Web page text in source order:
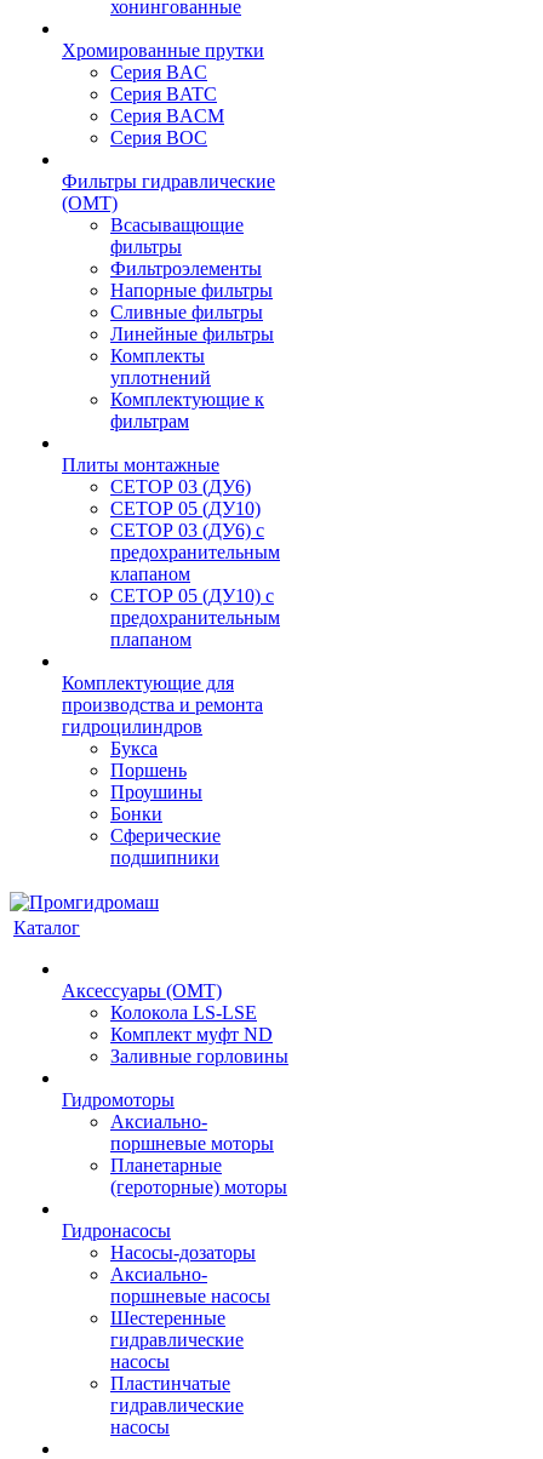
хонингованные
Хромированные прутки
Серия BAC
Серия BATC
Серия BACM
Серия BOC
Фильтры гидравлические
(OMT)
Всасыващющие
фильтры
Фильтроэлементы
Напорные фильтры
Сливные фильтры
Линейные фильтры
Комплекты
уплотнений
Комплектующие к
фильтрам
Плиты монтажные
CЕТОР 03 (ДУ6)
CЕТОР 05 (ДУ10)
CЕТОР 03 (ДУ6) с
предохранительным
клапаном
CЕТОР 05 (ДУ10) с
предохранительным
плапаном
Комплектующие для
производства и ремонта
гидроцилиндров
Букса
Поршень
Проушины
Бонки
Сферические
подшипники
Каталог
Аксессуары (OMT)
Колокола LS-LSE
Комплект муфт ND
Заливные горловины
Гидромоторы
Аксиально-
поршневые моторы
Планетарные
(героторные) моторы
Гидронасосы
Насосы-дозаторы
Аксиально-
поршневые насосы
Шестеренные
гидравлические
насосы
Пластинчатые
гидравлические
насосы